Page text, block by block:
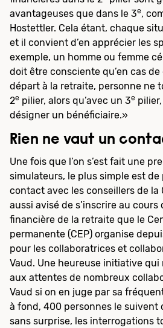
avantageuses que dans le 3e,
Hostettler. Cela étant, chaque
et il convient d’en apprécier les
exemple, un homme ou femme
doit être consciente qu’en cas de
départ à la retraite, personne ne
2e pilier, alors qu’avec un 3e
désigner un bénéficiaire.»
Rien ne vaut un
Une fois que l’on s’est fait une
simulateurs, le plus simple est
contact avec les conseillers de la
aussi avisé de s’inscrire au
financière de la retraite que le
permanente (CEP) organise
pour les collaboratrices et
Vaud. Une heureuse initiative
aux attentes de nombreux
Vaud si on en juge par sa
à fond, 400 personnes le suivent
sans surprise, les interrogations